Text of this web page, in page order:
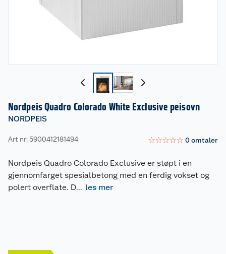
Nordpeis Quadro Colorado White Exclusive peisovn
NORDPEIS
Art nr: 5900412181494 ☆☆☆☆☆ 0omtaler
Nordpeis Quadro Colorado Exclusive er støpt i en
gjennomfarget spesialbetong med en ferdig vokset og
polert overflate. D... les mer